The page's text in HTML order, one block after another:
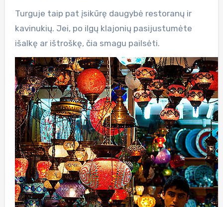
Turguje taip pat įsikūrę daugybė restoranų ir
kavinukių. Jei, po ilgų klajonių pasijustumėte
išalkę ar ištroškę, čia smagu pailsėti.